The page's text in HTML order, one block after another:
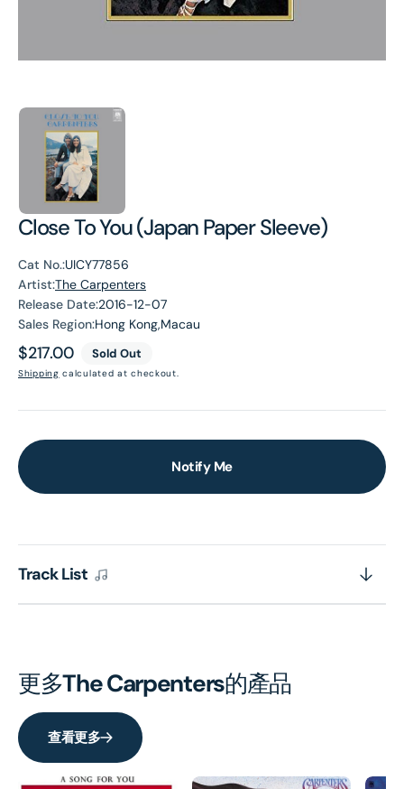
Close To You (Japan Paper Sleeve)
Cat No.:UICY77856
Artist:The Carpenters
Release Date:2016-12-07
Sales Region:Hong Kong,Macau
Regular
price
$217.00 Sold Out
Shipping calculated at checkout.
Notify Me
Track List
更多The Carpenters的產品
查看更多